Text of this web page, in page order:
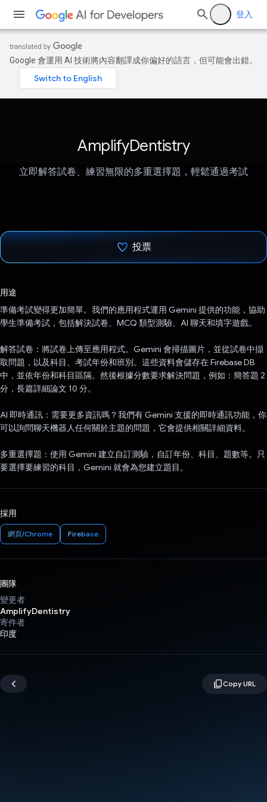
登入
Google 會運用 AI 技術將內容翻譯成你偏好的語言，但可能會出錯。
AmplifyDentistry
立即解答試卷、練習無限的多重選擇題，輕鬆通過考試
投票
用途
準備考試變得更加簡單。我們的應用程式運用 Gemini 提供的功能，協助
學生準備考試，包括解決試卷、MCQ 類型測驗、AI 聊天和填字遊戲。
解答試卷：將試卷上傳至應用程式。Gemini 會掃描圖片，並從試卷中擷
取問題，以及科目、考試年份和班別。這些資料會儲存在 Firebase DB
中，並依年份和科目區隔。然後根據分數要求解決問題，例如：簡答題 2
分，長篇詳細論文 10 分。
AI 即時通訊：需要更多資訊嗎？我們有 Gemini 支援的即時通訊功能，你
可以詢問聊天機器人任何關於主題的問題，它會提供相關詳細資料。
多重選擇題：使用 Gemini 建立自訂測驗，自訂年份、科目、題數等。只
要選擇要練習的科目，Gemini 就會為您建立題目。
採用
網頁/Chrome Firebase
團隊
變更者
AmplifyDentistry
寄件者
印度